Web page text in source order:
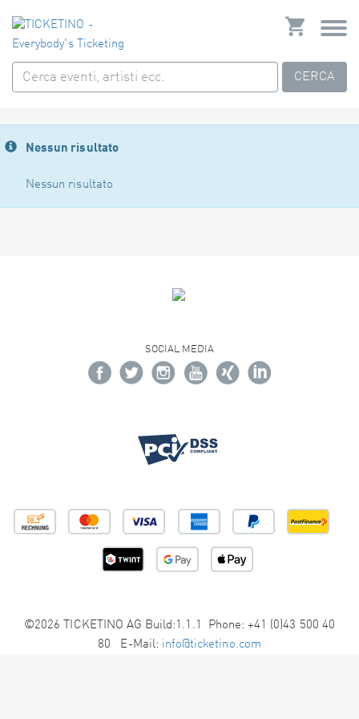
CERCA
Nessun risultato
Nessun risultato
SOCIAL MEDIA
©2026 TICKETINO AG Build:1.1.1 Phone: +41 (0)43 500 40
80 E-Mail: info@ticketino.com